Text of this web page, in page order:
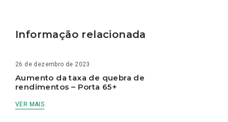
Informação relacionada
26 de dezembro de 2023
Aumento da taxa de quebra de
rendimentos – Porta 65+
VER MAIS